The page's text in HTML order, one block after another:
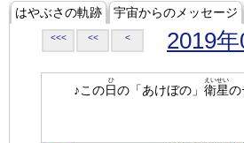
はやぶさの軌跡 宇宙からのメッセージ
<<< << < 2019年
♪この日
ひ
の「あけぼの」 衛星
えいせい
の